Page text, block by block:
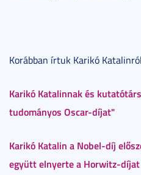
Korábban írtuk Karikó
Karikó Katalinnak és
tudományos Oscar-díjat"
Karikó Katalin a Nobel-díj
együtt elnyerte a Horwitz-díjat